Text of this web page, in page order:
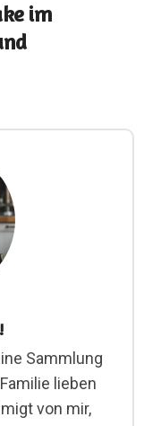
im
Sammlung
lieben
von mir,